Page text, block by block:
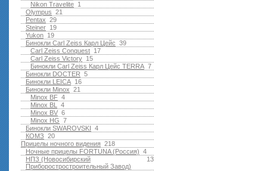
1
Nikon Travelite
21
Olympus
29
Pentax
19
Steiner
19
Yukon
39
Бинокли Carl Zeiss Карл Цейс
17
Carl Zeiss Conquest
15
Carl Zeiss Victory
7
Бинокли Carl Zeiss Карл Цейс TERRA
5
Бинокли DOCTER
16
Бинокли LEICA
21
Бинокли Minox
4
Minox BF
4
Minox BL
6
Minox BV
7
Minox HG
4
Бинокли SWAROVSKI
20
КОМЗ
218
Прицелы ночного видения
4
Ночные прицелы FORTUNA (Россия)
13
НПЗ (Новосибирский
Приборостростроительный Завод)